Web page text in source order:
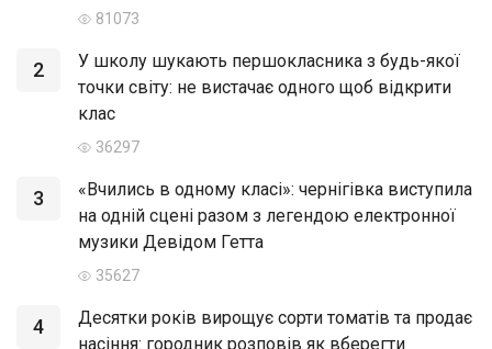
81073
2
У школу шукають першокласника з будь-якої
точки світу: не вистачає одного щоб відкрити
клас
36297
3
«Вчились в одному класі»: чернігівка виступила
на одній сцені разом з легендою електронної
музики Девідом Гетта
35627
4
Десятки років вирощує сорти томатів та продає
насіння: городник розповів як вберегти